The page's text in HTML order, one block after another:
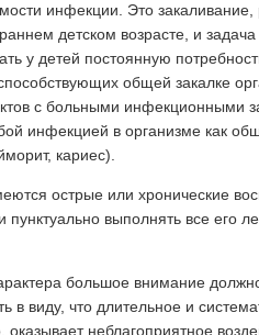
инфекции. Это закаливание,
детском возрасте, и
у детей постоянную
общей закалке
с больными инфекционными
инфекцией в организме как
кариес).
острые или хронические
пунктуально выполнять все его
большое внимание
в виду, что длительное и
неблагоприятное